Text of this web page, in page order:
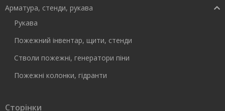
Арматура, стенди, рукава
Рукава
Пожежний інвентар, щити, стенди
Стволи пожежні, генератори піни
Пожежні колонки, гідранти
Сторінки